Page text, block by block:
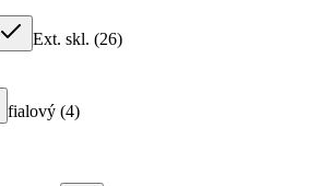
Ext. skl. (26)
fialový (4)